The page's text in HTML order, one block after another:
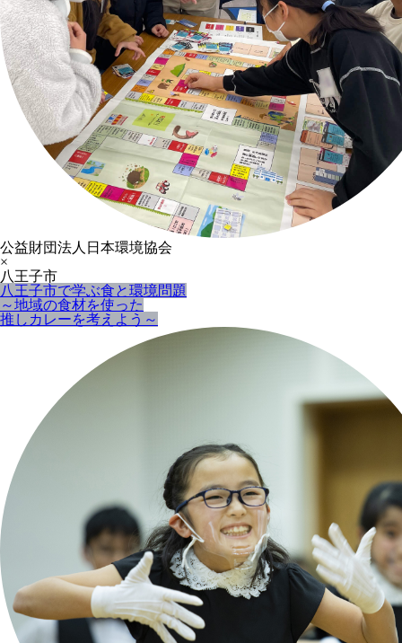
公益財団法人日本環境協会
×
八王子市
八王子市で学ぶ食と環境問題
～地域の食材を使った
推しカレーを考えよう～